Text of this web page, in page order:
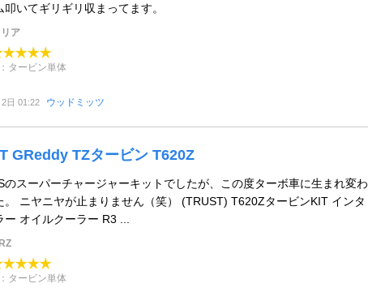
叩いてギリギリ収まってます。
ア
タービン単体
日 01:22 ウッドミッツ
GReddy TZタービン T620Z
のスーパーチャージャーキットでしたが、この度ターボ車に生まれ変わ
。 ニヤニヤが止まりません（笑） (TRUST) T620ZタービンKIT インタ
ー オイルクーラー R3 ...
タービン単体